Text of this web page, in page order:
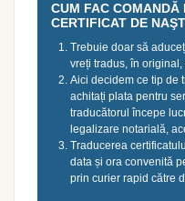
CUM FAC COMANDĂ
CERTIFICAT DE
Trebuie doar să
vreți tradus, în
Aici decidem ce tip de
achitați plata pentru
traducătorul începe
legalizare notarială,
Traducerea
data și ora convenită
prin curier rapid către